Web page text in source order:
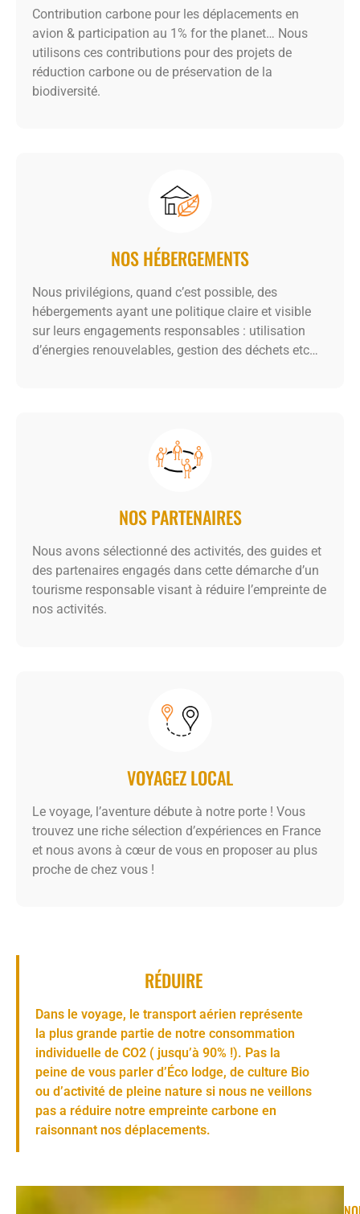
Contribution carbone pour les déplacements en
avion & participation au 1% for the planet… Nous
utilisons ces contributions pour des projets de
réduction carbone ou de préservation de la
biodiversité.
NOS HÉBERGEMENTS
Nous privilégions, quand c’est possible, des
hébergements ayant une politique claire et visible
sur leurs engagements responsables : utilisation
d’énergies renouvelables, gestion des déchets etc…
NOS PARTENAIRES
Nous avons sélectionné des activités, des guides et
des partenaires engagés dans cette démarche d’un
tourisme responsable visant à réduire l’empreinte de
nos activités.
VOYAGEZ LOCAL
Le voyage, l’aventure débute à notre porte ! Vous
trouvez une riche sélection d’expériences en France
et nous avons à cœur de vous en proposer au plus
proche de chez vous !
RÉDUIRE
Dans le voyage, le transport aérien représente
la plus grande partie de notre consommation
individuelle de CO2 ( jusqu’à 90% !). Pas la
peine de vous parler d’Éco lodge, de culture Bio
ou d’activité de pleine nature si nous ne veillons
pas a réduire notre empreinte carbone en
raisonnant nos déplacements.